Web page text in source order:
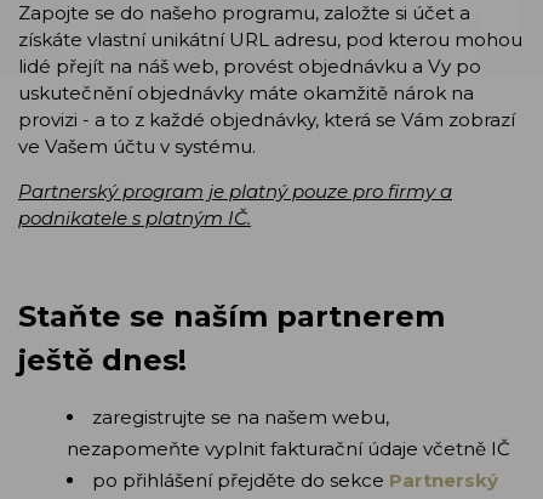
Zapojte se do našeho programu, založte si účet a
získáte vlastní unikátní URL adresu, pod kterou mohou
lidé přejít na náš web, provést objednávku a Vy po
uskutečnění objednávky máte okamžitě nárok na
provizi - a to z každé objednávky, která se Vám zobrazí
ve Vašem účtu v systému.
Partnerský program je platný pouze pro firmy a
podnikatele s platným IČ.
Staňte se naším partnerem
ještě dnes!
zaregistrujte se na našem webu,
nezapomeňte vyplnit fakturační údaje včetně IČ
po přihlášení přejděte do sekce Partnerský